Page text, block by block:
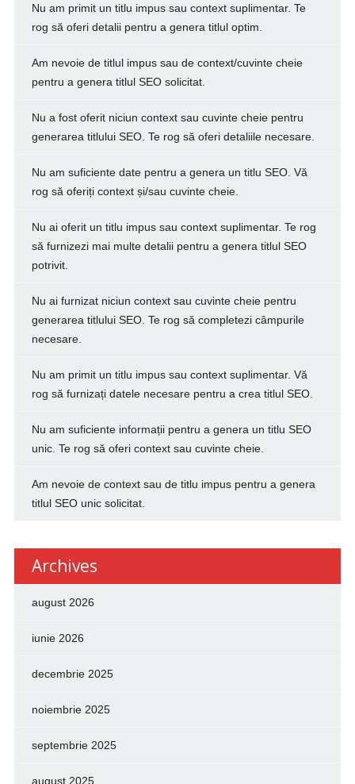
Nu am primit un titlu impus sau context suplimentar. Te
rog să oferi detalii pentru a genera titlul optim.
Am nevoie de titlul impus sau de context/cuvinte cheie
pentru a genera titlul SEO solicitat.
Nu a fost oferit niciun context sau cuvinte cheie pentru
generarea titlului SEO. Te rog să oferi detaliile necesare.
Nu am suficiente date pentru a genera un titlu SEO. Vă
rog să oferiți context și/sau cuvinte cheie.
Nu ai oferit un titlu impus sau context suplimentar. Te rog
să furnizezi mai multe detalii pentru a genera titlul SEO
potrivit.
Nu ai furnizat niciun context sau cuvinte cheie pentru
generarea titlului SEO. Te rog să completezi câmpurile
necesare.
Nu am primit un titlu impus sau context suplimentar. Vă
rog să furnizați datele necesare pentru a crea titlul SEO.
Nu am suficiente informații pentru a genera un titlu SEO
unic. Te rog să oferi context sau cuvinte cheie.
Am nevoie de context sau de titlu impus pentru a genera
titlul SEO unic solicitat.
Archives
august 2026
iunie 2026
decembrie 2025
noiembrie 2025
septembrie 2025
august 2025